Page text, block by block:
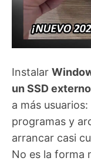
Instalar
un SSD externo
a más
programas y
arrancar casi
No es la forma